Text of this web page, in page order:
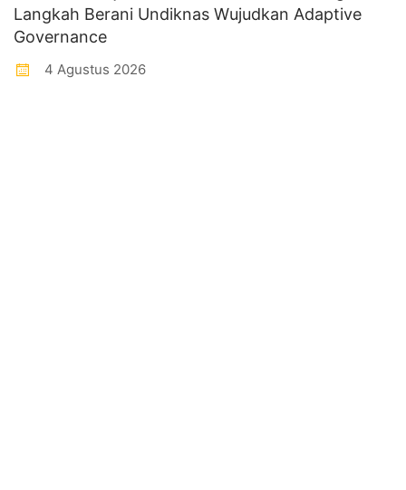
Langkah Berani Undiknas Wujudkan Adaptive
Governance
4 Agustus 2026